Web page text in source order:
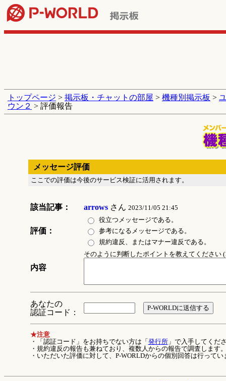
トップページ > 掲示板・チャットの部屋 > 機種別掲示板 >
ウン２ > 評価報告
メッセージ評価
ここでの評価は今後のサービス検証に活用されます。
該当記事： arrowsさん 2023/11/05 21:45
評価：
役立つメッセージである。
参考になるメッセージである。
規約違反、またはマナー違反である。
内容
そのように判断したポイントを教えてください
あなたの
認証コード：
★注意
・「認証コード」をお持ちでない方は「 発行所」で入手してくだ
・規約違反の報告も兼ねており、複数人からの報告で調査します
・いただいた評価に対して、P-WORLDからの個別回答は行ってい